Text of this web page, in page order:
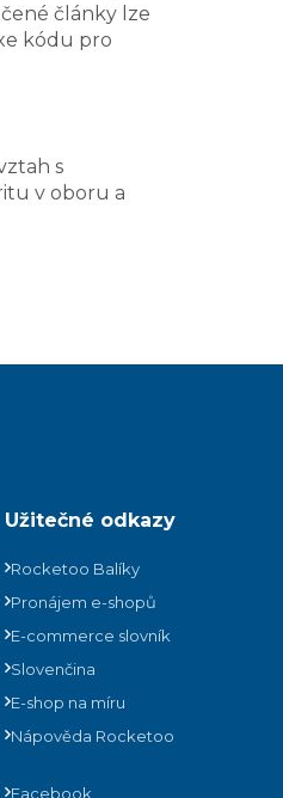
články lze
kódu pro
s
v oboru a
Užitečné odkazy
Rocketoo Balíky
Pronájem e-shopů
E-commerce slovník
Slovenčina
E-shop na míru
Nápověda Rocketoo
Facebook